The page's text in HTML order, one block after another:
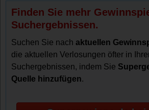
Finden Sie mehr
Suchergebnissen.
Suchen Sie nachaktuellen
die aktuellen Verlosungen öfter in
Suchergebnissen, indem Sie
Quelle hinzufügen.